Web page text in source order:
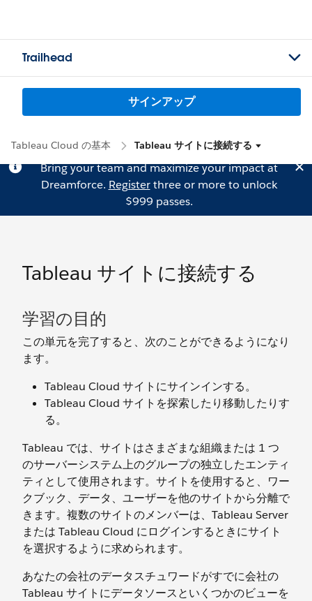
Trailhead
サインアップ
Tableau Cloud の基本 Tableau サイトに接続する
Bring your team and maximize your impact at
Dreamforce. Registerthree or more to unlock
$999 passes.
Tableau サイトに接続する
学習の目的
この単元を完了すると、次のことができるようになり
ます。
Tableau Cloud サイトにサインインする。
Tableau Cloud サイトを探索したり移動したりす
る。
Tableau では、サイトはさまざまな組織または 1 つ
のサーバーシステム上のグループの独立したエンティ
ティとして使用されます。サイトを使用すると、ワー
クブック、データ、ユーザーを他のサイトから分離で
きます。複数のサイトのメンバーは、Tableau Server
または Tableau Cloud にログインするときにサイト
を選択するように求められます。
あなたの会社のデータスチュワードがすでに会社の
Tableau サイトにデータソースといくつかのビューを